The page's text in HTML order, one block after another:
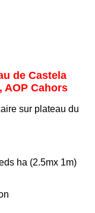
de Castela
AOP Cahors
sur plateau du
ha (2.5mx 1m)